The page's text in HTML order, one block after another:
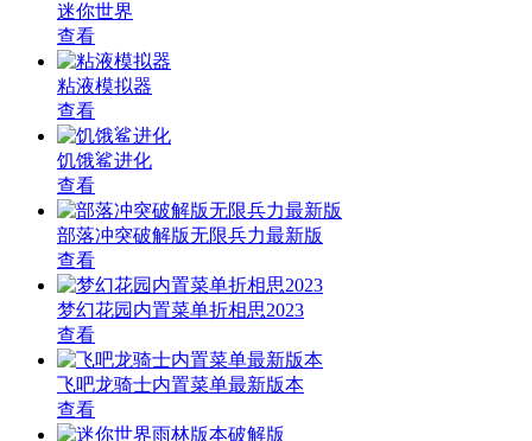
迷你世界
查看
粘液模拟器
查看
饥饿鲨进化
查看
部落冲突破解版无限兵力最新版
查看
梦幻花园内置菜单折相思2023
查看
飞吧龙骑士内置菜单最新版本
查看